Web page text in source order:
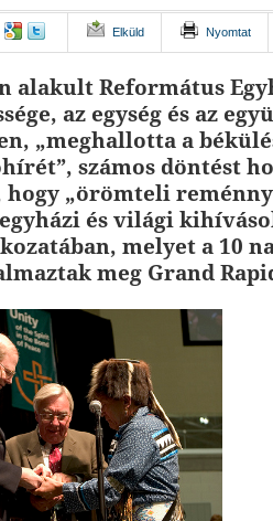
Elküld Nyomtat
alakult Református
az egység és az
„meghallotta a
számos döntést
„örömteli
és világi
melyet a 10
meg Grand